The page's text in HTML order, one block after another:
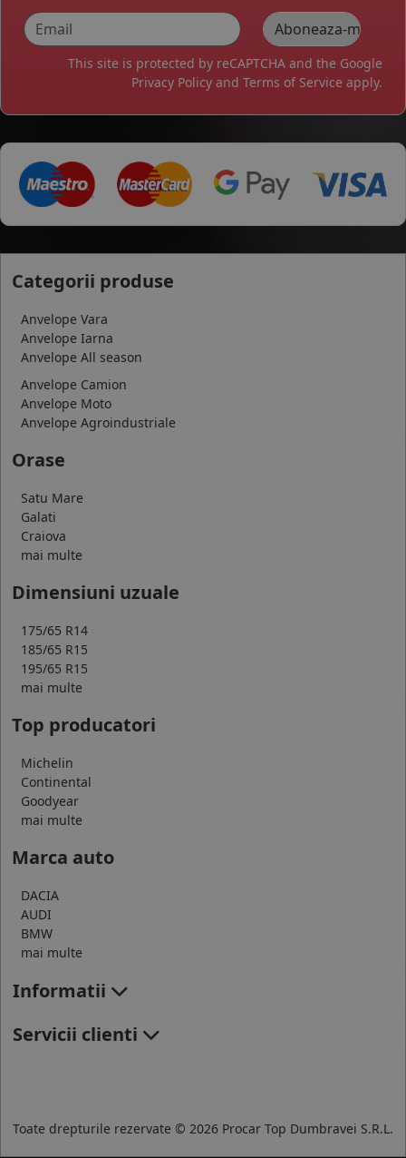
This site is protected by reCAPTCHA and the Google
Privacy Policy and Terms of Service apply.
Categorii produse
Anvelope Vara
Anvelope Iarna
Anvelope All season
Anvelope Camion
Anvelope Moto
Anvelope Agroindustriale
Orase
Satu Mare
Galati
Craiova
mai multe
Dimensiuni uzuale
175/65 R14
185/65 R15
195/65 R15
mai multe
Top producatori
Michelin
Continental
Goodyear
mai multe
Marca auto
DACIA
AUDI
BMW
mai multe
Informatii
Servicii clienti
Toate drepturile rezervate © 2026 Procar Top Dumbravei S.R.L.